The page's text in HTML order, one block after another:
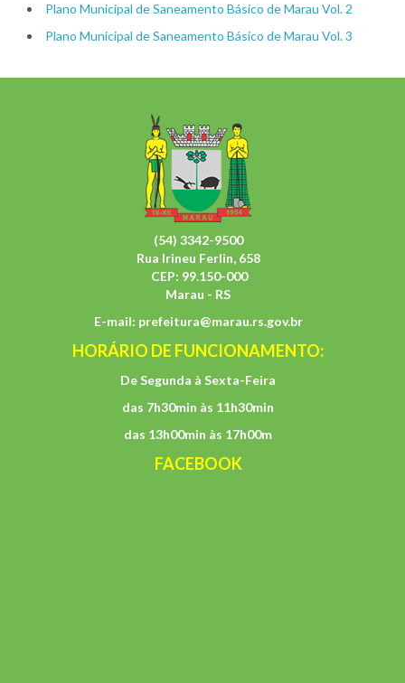
Plano Municipal de Saneamento Básico de Marau Vol. 2
Plano Municipal de Saneamento Básico de Marau Vol. 3
(54) 3342-9500
Rua Irineu Ferlin, 658
CEP: 99.150-000
Marau - RS
E-mail: prefeitura@marau.rs.gov.br
HORÁRIO DE FUNCIONAMENTO:
De Segunda à Sexta-Feira
das 7h30min às 11h30min
das 13h00min às 17h00m
FACEBOOK